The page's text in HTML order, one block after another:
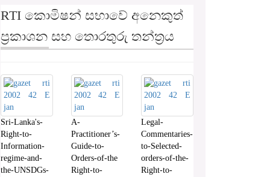
RTI කොමිෂන් සභාවේ අනෙකුත්
ප්‍රකාශන සහ තොරතුරු තන්ත්‍රය
Sri-Lanka's-
Right-to-
Information-
regime-and-
the-UNSDGs-
A-
Practitioner’s-
Guide-to-
Orders-of-the
Right-to-
Legal-
Commentaries-
to-Selected-
orders-of-the-
Right-to-